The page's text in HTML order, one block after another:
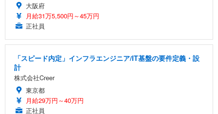
大阪府
月給31万5,500円～45万円
正社員
「スピード内定」インフラエンジニア/IT基盤の要件定義・設
計
株式会社Creer
東京都
月給29万円～40万円
正社員